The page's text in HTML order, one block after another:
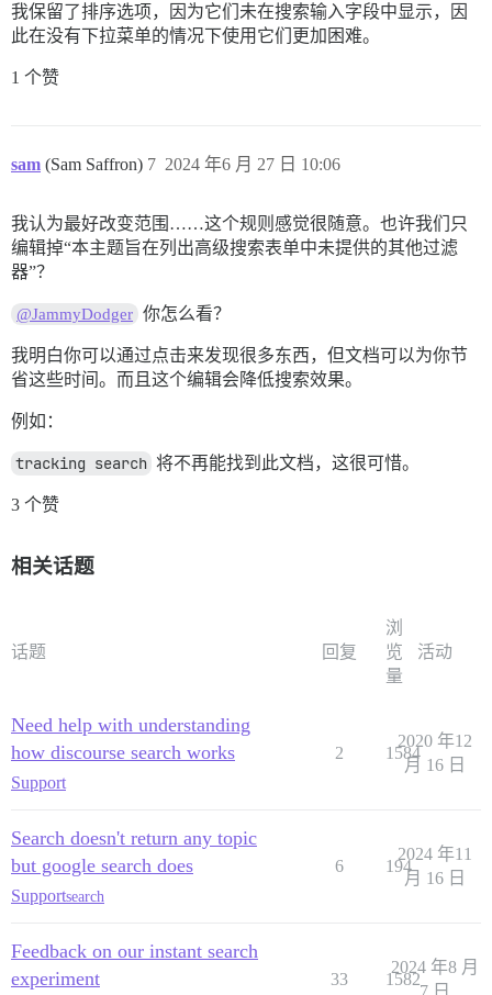
我保留了排序选项，因为它们未在搜索输入字段中显示，因
此在没有下拉菜单的情况下使用它们更加困难。
1 个赞
sam (Sam Saffron) 2024 年6 月 27 日 10:06
7
我认为最好改变范围……这个规则感觉很随意。也许我们只
编辑掉“本主题旨在列出高级搜索表单中未提供的其他过滤
器”？
@JammyDodger 你怎么看？
我明白你可以通过点击来发现很多东西，但文档可以为你节
省这些时间。而且这个编辑会降低搜索效果。
例如：
tracking search 将不再能找到此文档，这很可惜。
3 个赞
相关话题
话题 回复
浏
览
量
活动
Need help with understanding
how discourse search works
Support
2 1584
2020 年12
月 16 日
Search doesn't return any topic
but google search does
Supportsearch
6 194
2024 年11
月 16 日
Feedback on our instant search
experiment
33 1582
2024 年8 月